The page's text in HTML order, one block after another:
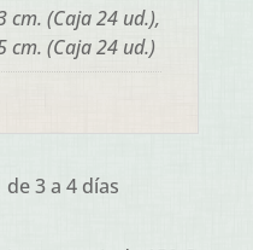
cm. (Caja 24 ud.),
cm. (Caja 24 ud.)
3 a 4 días